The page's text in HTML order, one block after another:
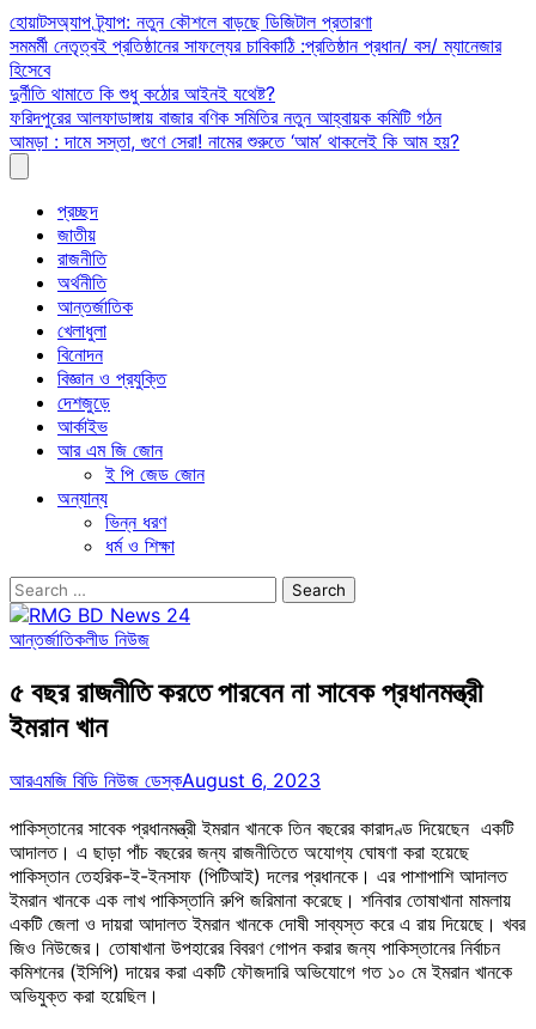
Skip
to
content
হোয়াটসঅ্যাপ ট্র্যাপ: নতুন কৌশলে বাড়ছে ডিজিটাল প্রতারণা
সমমর্মী নেতৃত্বই প্রতিষ্ঠানের সাফল্যের চাবিকাঠি :প্রতিষ্ঠান প্রধান/ বস/ ম্যানেজার
হিসেবে
দুর্নীতি থামাতে কি শুধু কঠোর আইনই যথেষ্ট?
ফরিদপুরের আলফাডাঙ্গায় বাজার বণিক সমিতির নতুন আহ্বায়ক কমিটি গঠন
আমড়া : দামে সস্তা, গুণে সেরা! নামের শুরুতে ‘আম’ থাকলেই কি আম হয়?
প্রচ্ছদ
জাতীয়
রাজনীতি
অর্থনীতি
আন্তর্জাতিক
খেলাধুলা
বিনোদন
বিজ্ঞান ও প্রযুক্তি
দেশজুড়ে
আর্কাইভ
আর এম জি জোন
ই পি জেড জোন
অন্যান্য
ভিন্ন ধরণ
ধর্ম ও শিক্ষা
Search
for:
আন্তর্জাতিকলীড নিউজ
৫ বছর রাজনীতি করতে পারবেন না সাবেক প্রধানমন্ত্রী
ইমরান খান
আরএমজি বিডি নিউজ ডেস্কAugust 6, 2023
পাকিস্তানের সাবেক প্রধানমন্ত্রী ইমরান খানকে তিন বছরের কারাদণ্ড দিয়েছেন একটি
আদালত। এ ছাড়া পাঁচ বছরের জন্য রাজনীতিতে অযোগ্য ঘোষণা করা হয়েছে
পাকিস্তান তেহরিক-ই-ইনসাফ (পিটিআই) দলের প্রধানকে। এর পাশাপাশি আদালত
ইমরান খানকে এক লাখ পাকিস্তানি রুপি জরিমানা করেছে। শনিবার তোষাখানা মামলায়
একটি জেলা ও দায়রা আদালত ইমরান খানকে দোষী সাব্যস্ত করে এ রায় দিয়েছে। খবর
জিও নিউজের। তোষাখানা উপহারের বিবরণ গোপন করার জন্য পাকিস্তানের নির্বাচন
কমিশনের (ইসিপি) দায়ের করা একটি ফৌজদারি অভিযোগে গত ১০ মে ইমরান খানকে
অভিযুক্ত করা হয়েছিল।